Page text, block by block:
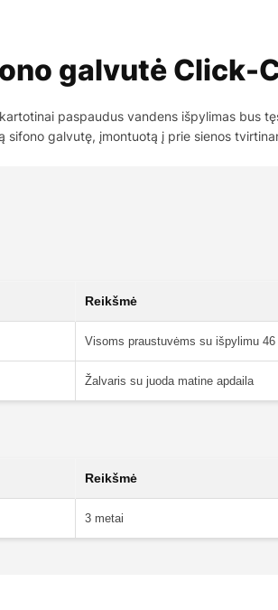
galvutė Click-
paspaudus vandens išpylimas bus
galvutę, įmontuotą į prie sienos
Reikšmė
Visoms praustuvėms su išpylimu 46
Žalvaris su juoda matine apdaila
Reikšmė
3 metai